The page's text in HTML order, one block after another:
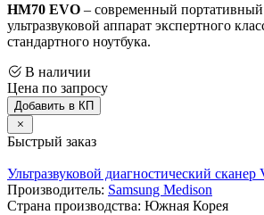
HM70 EVO – современный портативный
ультразвуковой аппарат экспертного
стандартного ноутбука.
В наличии
Цена по запросу
Добавить в КП
Быстрый заказ
Ультразвуковой диагностический сканер
Производитель: Samsung Medison
Страна производства: Южная Корея